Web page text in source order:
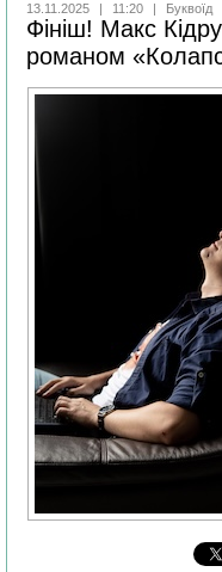
13.11.2025 | 11:20 | Буквоїд
Фініш! Макс
романом